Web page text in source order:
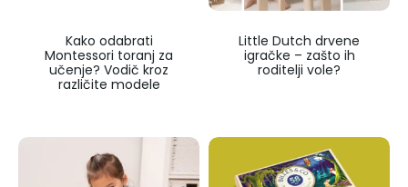
Kako odabrati
Montessori toranj za
učenje? Vodič kroz
različite modele
Little Dutch drvene
igračke – zašto ih
roditelji vole?